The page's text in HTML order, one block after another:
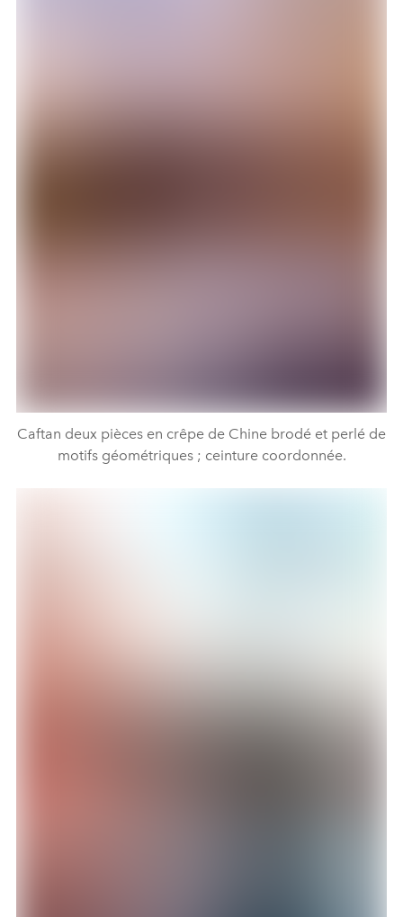
Caftan deux pièces en crêpe de Chine brodé et perlé de
motifs géométriques ; ceinture coordonnée.